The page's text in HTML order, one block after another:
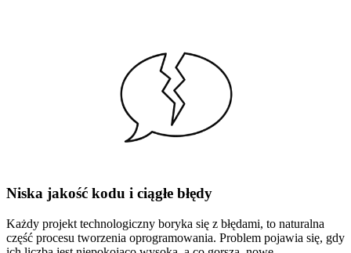
Niska jakość kodu i ciągłe błędy
Każdy projekt technologiczny boryka się z błędami, to naturalna
część procesu tworzenia oprogramowania. Problem pojawia się, gdy